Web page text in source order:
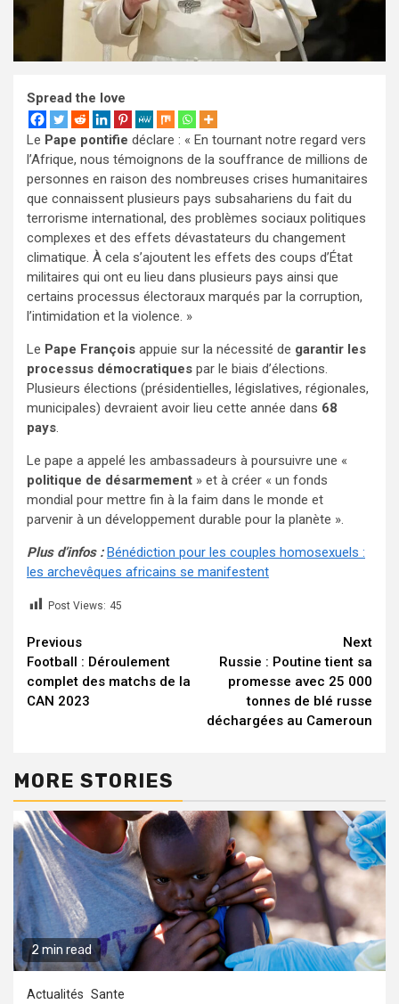
Spread the love
Le Pape pontifie déclare : « En tournant notre regard vers
l’Afrique, nous témoignons de la souffrance de millions de
personnes en raison des nombreuses crises humanitaires
que connaissent plusieurs pays subsahariens du fait du
terrorisme international, des problèmes sociaux politiques
complexes et des effets dévastateurs du changement
climatique. À cela s’ajoutent les effets des coups d’État
militaires qui ont eu lieu dans plusieurs pays ainsi que
certains processus électoraux marqués par la corruption,
l’intimidation et la violence. »
Le Pape François appuie sur la nécessité de garantir les
processus démocratiques par le biais d’élections.
Plusieurs élections (présidentielles, législatives, régionales,
municipales) devraient avoir lieu cette année dans 68
pays.
Le pape a appelé les ambassadeurs à poursuivre une «
politique de désarmement » et à créer « un fonds
mondial pour mettre fin à la faim dans le monde et
parvenir à un développement durable pour la planète ».
Plus d’infos :Bénédiction pour les couples homosexuels :
les archevêques africains se manifestent
Post Views: 45
Continue
Reading
Previous
Football : Déroulement
complet des matchs de la
CAN 2023
Next
Russie : Poutine tient sa
promesse avec 25 000
tonnes de blé russe
déchargées au Cameroun
MORE STORIES
2 min read
Actualités Sante